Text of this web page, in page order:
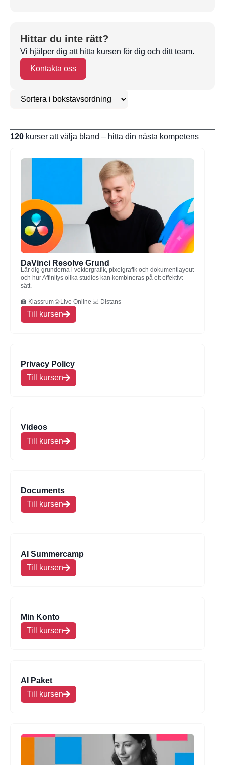
Hittar du inte rätt?
Vi hjälper dig att hitta kursen för dig och ditt team.
Kontakta oss
120 kurser att välja bland – hitta din nästa kompetens
DaVinci Resolve Grund
Lär dig grunderna i vektorgrafik, pixelgrafik och dokumentlayout
och hur Affinitys olika studios kan kombineras på ett effektivt
sätt.
🏫 Klassrum 🌐 Live Online 💻 Distans
Till kursen
Privacy Policy
Till kursen
Videos
Till kursen
Documents
Till kursen
AI Summercamp
Till kursen
Min Konto
Till kursen
AI Paket
Till kursen